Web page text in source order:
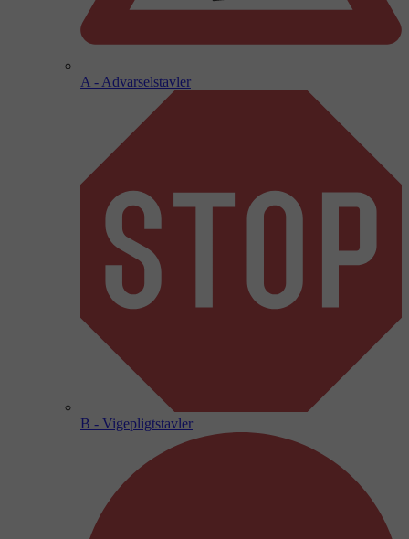
A - Advarselstavler
B - Vigepligtstavler